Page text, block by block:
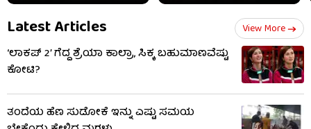
Latest Articles View More
‘ಲಾಕಪ್ 2’ ಗೆದ್ದ ಶ್ರೆಯಾ ಕಾಲ್ರಾ, ಸಿಕ್ಕ ಬಹುಮಾಣವೆಷ್ಟು
ಕೋಟಿ?
ತಂದೆಯ ಹೆಣ ಸುಡೋಕೆ ಇನ್ನು ಎಷ್ಟು ಸಮಯ